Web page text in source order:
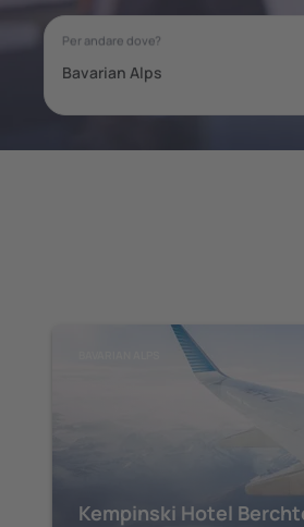
Kempinski Hotel